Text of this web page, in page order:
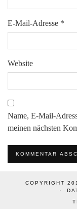
E-Mail-Adresse *
Website
Name, E-Mail-
meinen nächsten
COPYRIGHT